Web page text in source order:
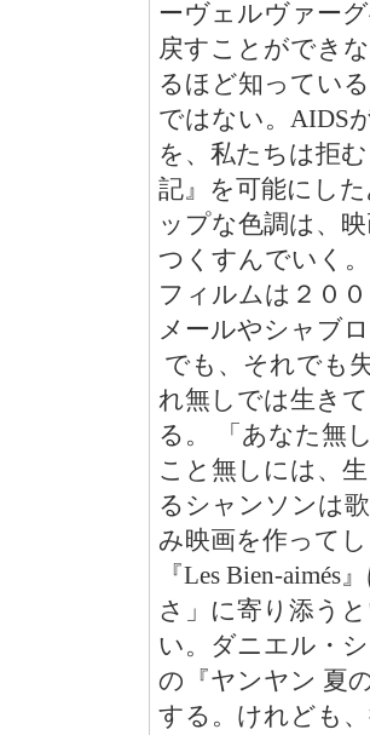
ーヴェルヴァー
戻すことができ
るほど知ってい
ではない。AIDS
を、私たちは拒
記』を可能にし
ップな色調は、
つくすんでいく
フィルムは２０
メールやシャブ
でも、それでも
れ無しでは生き
る。 「あなた無
こと無しには、
るシャンソンは
み映画を作って
『Les Bien-
さ」に寄り添う
い。ダニエル・
の『ヤンヤン 夏
する。けれども